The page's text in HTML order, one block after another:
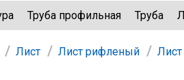
Труба профильная Труба
Лист Лист рифленый Лист